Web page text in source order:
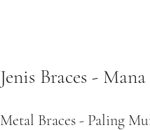
Jenis Braces -
Metal Braces - Paling